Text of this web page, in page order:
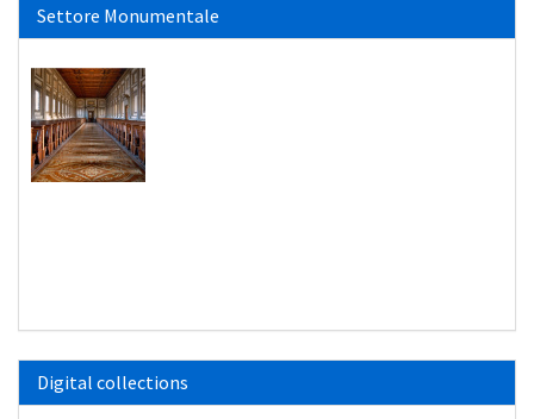
Settore Monumentale
Digital collections